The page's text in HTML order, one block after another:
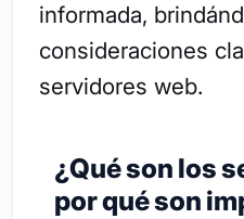
informada,
consideraciones
servidores web.
¿Qué son los
por qué son